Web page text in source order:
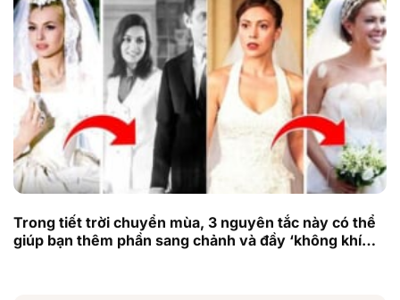
Trong tiết trời chuyển mùa, 3 nguyên tắc này có thể
giúp bạn thêm phần sang chảnh và đầy ‘không khí